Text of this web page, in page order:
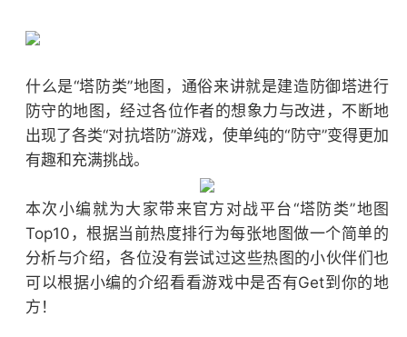
什么是“塔防类”地图，通俗来讲就是建造防御塔进行
防守的地图，经过各位作者的想象力与改进，不断地
出现了各类“对抗塔防”游戏，使单纯的“防守”变得更加
有趣和充满挑战。
本次小编就为大家带来官方对战平台“塔防类”地图
Top10，根据当前热度排行为每张地图做一个简单的
分析与介绍，各位没有尝试过这些热图的小伙伴们也
可以根据小编的介绍看看游戏中是否有Get到你的地
方！